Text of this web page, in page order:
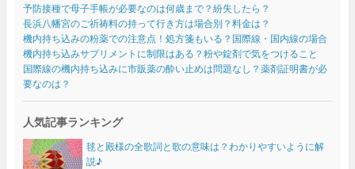
予防接種で母子手帳が必要なのは何歳まで？紛失したら？
長浜八幡宮のご祈祷料の持って行き方は場合別？料金は？
機内持ち込みの粉薬での注意点！処方箋もいる？国際線・国内線の場合
機内持ち込みサプリメントに制限はある？粉や錠剤で気をつけること
国際線の機内持ち込みに市販薬の酔い止めは問題なし？薬剤証明書が必
要なのは？
人気記事ランキング
毬と殿様の全歌詞と歌の意味は？わかりやすいように解
説♪